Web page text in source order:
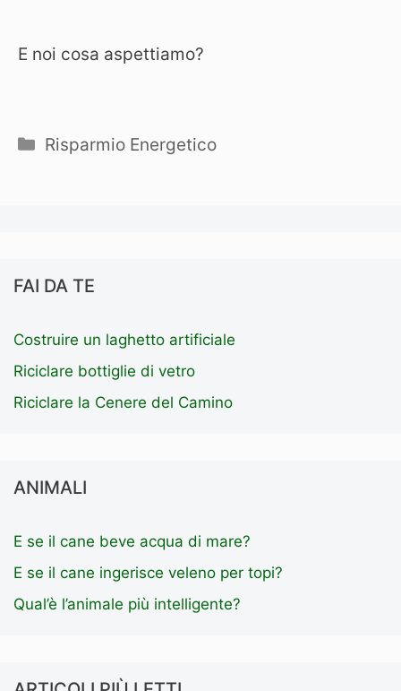
E noi cosa aspettiamo?
Categorie
Risparmio Energetico
FAI DA TE
Costruire un laghetto artificiale
Riciclare bottiglie di vetro
Riciclare la Cenere del Camino
ANIMALI
E se il cane beve acqua di mare?
E se il cane ingerisce veleno per topi?
Qual’è l’animale più intelligente?